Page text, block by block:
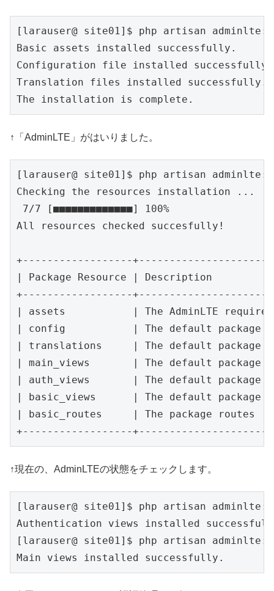
[larauser@ site01]$ php artisan
Basic assets installed successfully.
Configuration file installed successfully.
Translation files installed successfully.
↑「AdminLTE」がはいりました。
[larauser@ site01]$ php artisan
Checking the resources installation ...
7/7 [■■■■■■■■■■■■■] 100%
All resources checked succesfully!
+------------------
| Package Resource | Description
+------------------
| assets           | The AdminLTE
| config           | The default
| translations     | The default
| main_views       | The default
| auth_views       | The default
| basic_views      | The default
| basic_routes     | The package
+------------------
↑現在の、AdminLTEの状態をチェックします。
[larauser@ site01]$ php artisan
Authentication views installed
[larauser@ site01]$ php artisan
Main views installed successfully.